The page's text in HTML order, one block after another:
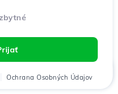
Ochrana Osobných Údajov
Košík Chat Menu